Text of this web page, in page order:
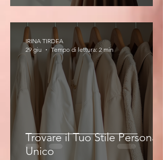
Trovare il Tuo Stile Personale
Unico
IRINA TIRDEA
29 giu
Tempo di lettura: 2 min